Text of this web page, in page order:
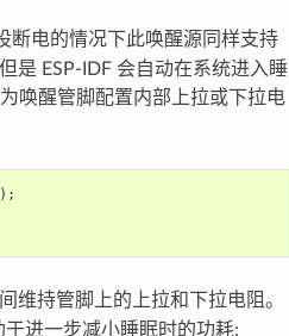
断电的情况下此唤醒源同样支持
是 ESP-IDF 会自动在系统进入睡
唤醒管脚配置内部上拉或下拉电
维持管脚上的上拉和下拉电阻。
进一步减小睡眠时的功耗: